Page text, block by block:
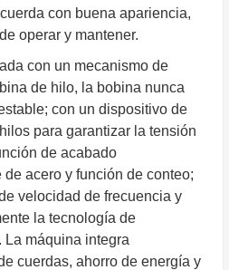
con buena apariencia,
operar y mantener.
con un mecanismo de
de hilo, la bobina nunca
con un dispositivo de
para garantizar la tensión
de acabado
acero y función de conteo;
velocidad de frecuencia y
la tecnología de
La máquina integra
cuerdas, ahorro de energía y